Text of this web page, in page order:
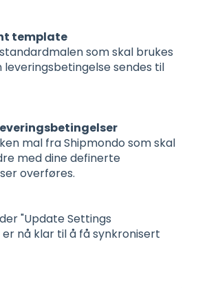
template
som skal brukes
sendes til
mal fra Shipmondo som skal
med dine definerte
overføres.
"Update Settings
nå klar til å få synkronisert